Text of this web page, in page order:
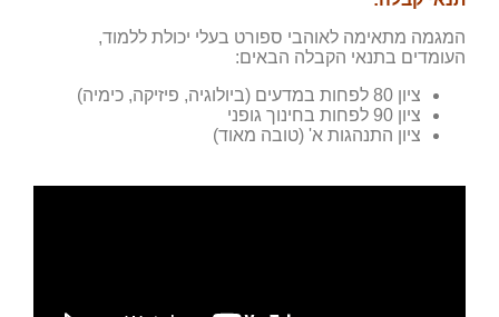
המגמה מתאימה לאוהבי ספורט בעלי יכולת ללמוד,
העומדים בתנאי הקבלה הבאים:
ציון 80 לפחות במדעים (ביולוגיה, פיזיקה, כימיה)
ציון 90 לפחות בחינוך גופני
ציון התנהגות א' (טובה מאוד)